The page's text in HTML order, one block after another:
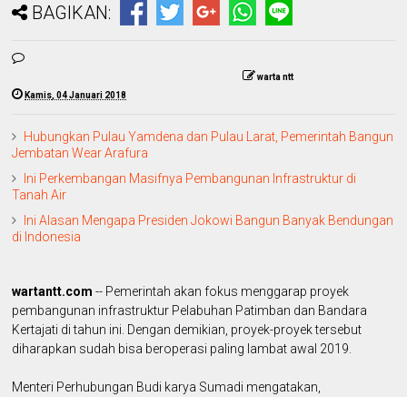
BAGIKAN:
warta ntt
Kamis, 04 Januari 2018
Hubungkan Pulau Yamdena dan Pulau Larat, Pemerintah Bangun
Jembatan Wear Arafura
Ini Perkembangan Masifnya Pembangunan Infrastruktur di
Tanah Air
Ini Alasan Mengapa Presiden Jokowi Bangun Banyak Bendungan
di Indonesia
wartantt.com -- Pemerintah akan fokus menggarap proyek
pembangunan infrastruktur Pelabuhan Patimban dan Bandara
Kertajati di tahun ini. Dengan demikian, proyek-proyek tersebut
diharapkan sudah bisa beroperasi paling lambat awal 2019.
Menteri Perhubungan Budi karya Sumadi mengatakan,